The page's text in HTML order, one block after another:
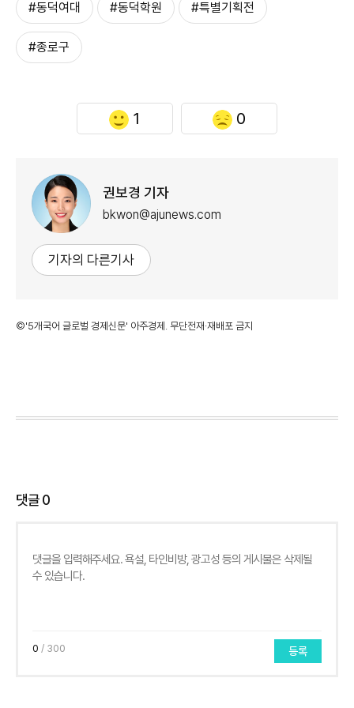
#동덕여대 #동덕학원 #특별기획전
#종로구
1 0
권보경 기자
bkwon@ajunews.com
기자의 다른기사
©'5개국어 글로벌 경제신문' 아주경제. 무단전재·재배포 금지
댓글0
0 / 300 등록